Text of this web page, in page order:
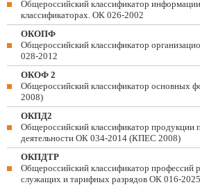
Общероссийский классификатор
классификаторах. ОК 026-2002
ОКОПФ
Общероссийский классификатор
028-2012
ОКОФ 2
Общероссийский классификатор основных
2008)
ОКПД2
Общероссийский классификатор продукции
деятельности ОК 034-2014 (КПЕС 2008)
ОКПДТР
Общероссийский классификатор профессий
служащих и тарифных разрядов ОК 016-2025